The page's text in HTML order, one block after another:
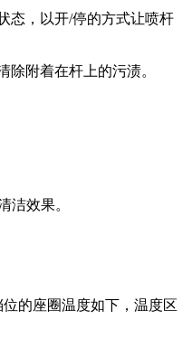
态，以开/停的方式让喷杆
附着在杆上的污渍。
洁效果。
的座圈温度如下，温度区